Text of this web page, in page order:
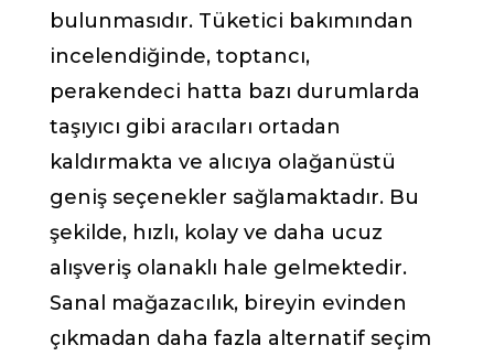
bulunmasıdır. Tüketici bakımından
incelendiğinde, toptancı,
perakendeci hatta bazı durumlarda
taşıyıcı gibi aracıları ortadan
kaldırmakta ve alıcıya olağanüstü
geniş seçenekler sağlamaktadır. Bu
şekilde, hızlı, kolay ve daha ucuz
alışveriş olanaklı hale gelmektedir.
Sanal mağazacılık, bireyin evinden
çıkmadan daha fazla alternatif seçim